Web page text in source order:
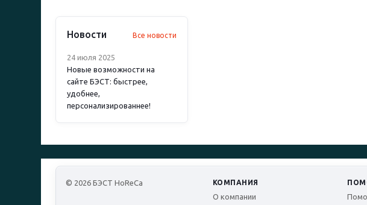
Новости Все новости
24 июля 2025
Новые возможности на
сайте БЭСТ: быстрее,
удобнее,
персонализированнее!
© 2026 БЭСТ HoReCa КОМПАНИЯ
О компании